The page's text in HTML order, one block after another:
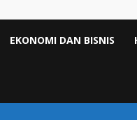
EKONOMI DAN BISNIS